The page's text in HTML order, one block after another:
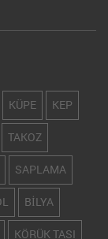
KÜPE KEP
TAKOZ
SAPLAMA
BİLYA
KÖRÜK TASI